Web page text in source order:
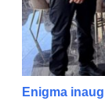
Enigma